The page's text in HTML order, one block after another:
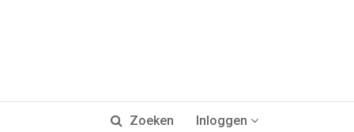
Zoeken Inloggen
17 september 2026
Voormalig
politiebureau